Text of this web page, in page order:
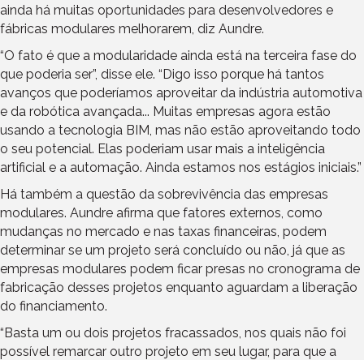
ainda há muitas oportunidades para desenvolvedores e
fábricas modulares melhorarem, diz Aundre.
“O fato é que a modularidade ainda está na terceira fase do
que poderia ser”, disse ele. “Digo isso porque há tantos
avanços que poderíamos aproveitar da indústria automotiva
e da robótica avançada... Muitas empresas agora estão
usando a tecnologia BIM, mas não estão aproveitando todo
o seu potencial. Elas poderiam usar mais a inteligência
artificial e a automação. Ainda estamos nos estágios iniciais.”
Há também a questão da sobrevivência das empresas
modulares. Aundre afirma que fatores externos, como
mudanças no mercado e nas taxas financeiras, podem
determinar se um projeto será concluído ou não, já que as
empresas modulares podem ficar presas no cronograma de
fabricação desses projetos enquanto aguardam a liberação
do financiamento.
“Basta um ou dois projetos fracassados, nos quais não foi
possível remarcar outro projeto em seu lugar, para que a